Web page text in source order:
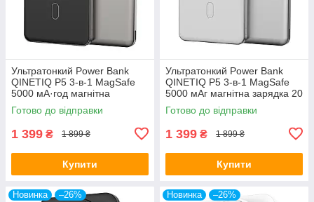
Ультратонкий Power Bank
QINETIQ P5 3-в-1 MagSafe
5000 мА·год магнітна
зарядка 20 Вт для iPhone і
Apple Watch Чорний
Готово до відправки
1 399 ₴ 1 899 ₴
Купити
Ультратонкий Power Bank
QINETIQ P5 3-в-1 MagSafe
5000 мАг магнітна зарядка 20
Вт для iPhone та Apple Watch,
алюміній
Готово до відправки
1 399 ₴ 1 899 ₴
Купити
Новинка –26% Новинка –26%